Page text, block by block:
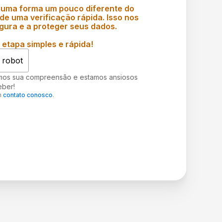
forma um pouco diferente do
uma verificação rápida. Isso nos
e a proteger seus dados.
simples e rápida!
robot
sua compreensão e estamos ansiosos
contato conosco.